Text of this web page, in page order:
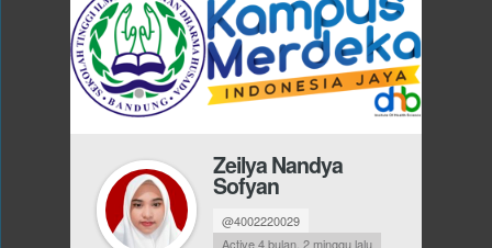
Zeilya Nandya
Sofyan
@4002220029
Active 4 bulan, 2 minggu lalu